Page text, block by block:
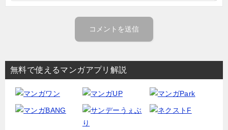
無料で使えるマンガアプリ解説